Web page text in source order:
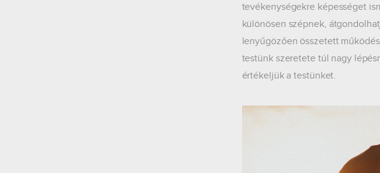
tevékenységekre képességet
különösen szépnek,
lenyűgözően összetett
testünk szeretete túl nagy
értékeljük a testünket.